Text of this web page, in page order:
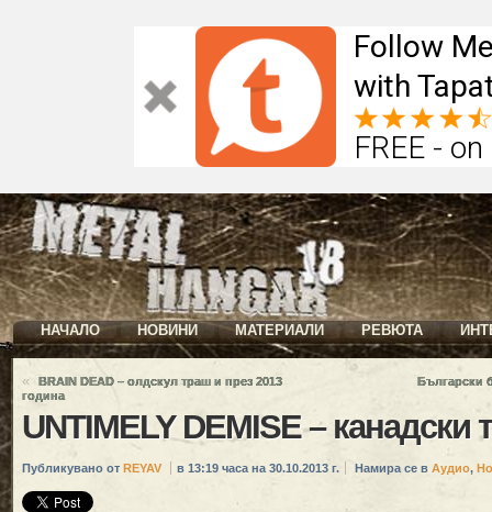
Follow
with
FREE -
НАЧАЛО НОВИНИ МАТЕРИАЛИ РЕВЮТА
«
BRAIN DEAD – олдскул траш и през 2013
година
Български
UNTIMELY DEMISE – канадски
Публикувано от REYAV в 13:19 часа на 30.10.2013 г. Намира се в Аудио,